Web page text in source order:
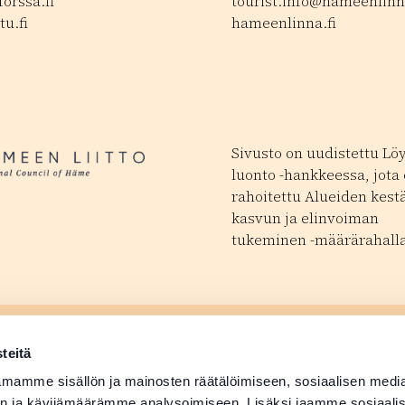
sisällön ja mainosten räätälöimiseen, sosiaalisen
hameenlinna.fi
Sivusto on uudistettu
luonto -hankkeessa, jota
rahoitettu Alueiden
kasvun ja elinvoiman
tukeminen -
tapahtumauudessa ikkunassa
tuotetiedot
Medialle